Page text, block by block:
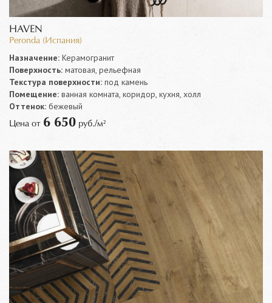
HAVEN
Peronda (Испания)
Назначение: Керамогранит
Поверхность: матовая, рельефная
Текстура поверхности: под камень
Помещение: ванная комната, коридор, кухня, холл
Оттенок: бежевый
Цена от 6 650 руб./м²